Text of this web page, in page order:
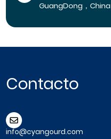
GuangDong，China
Contacto
info@cyangourd.com